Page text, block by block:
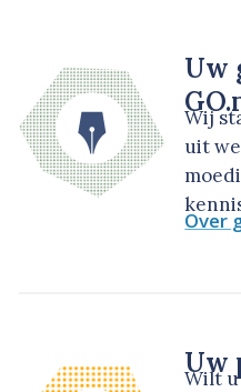
Uw
Wij
uit
Over
Uw
Wilt u